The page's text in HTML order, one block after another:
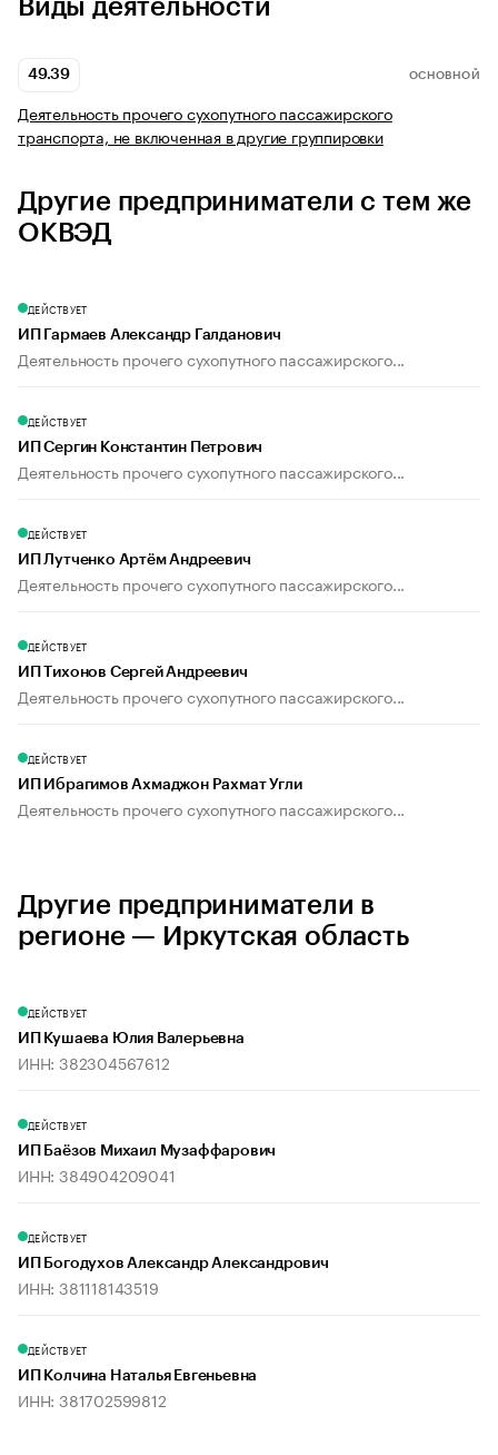
Виды деятельности
49.39 ОСНОВНОЙ
Деятельность прочего сухопутного пассажирского
транспорта, не включенная в другие группировки
Другие предприниматели с тем же
ОКВЭД
ДЕЙСТВУЕТ
ИП Гармаев Александр Галданович
Деятельность прочего сухопутного пассажирского...
ДЕЙСТВУЕТ
ИП Сергин Константин Петрович
Деятельность прочего сухопутного пассажирского...
ДЕЙСТВУЕТ
ИП Лутченко Артём Андреевич
Деятельность прочего сухопутного пассажирского...
ДЕЙСТВУЕТ
ИП Тихонов Сергей Андреевич
Деятельность прочего сухопутного пассажирского...
ДЕЙСТВУЕТ
ИП Ибрагимов Ахмаджон Рахмат Угли
Деятельность прочего сухопутного пассажирского...
Другие предприниматели в
регионе — Иркутская область
ДЕЙСТВУЕТ
ИП Кушаева Юлия Валерьевна
ИНН: 382304567612
ДЕЙСТВУЕТ
ИП Баёзов Михаил Музаффарович
ИНН: 384904209041
ДЕЙСТВУЕТ
ИП Богодухов Александр Александрович
ИНН: 381118143519
ДЕЙСТВУЕТ
ИП Колчина Наталья Евгеньевна
ИНН: 381702599812